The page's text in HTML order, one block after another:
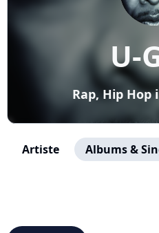
U-
Rap, Hip
Artiste Albums &